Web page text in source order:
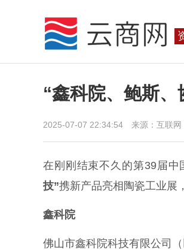
“鑫科院、鲍斯
2025-07-07 22:34:54 来源：互联网
在刚刚结束不久的第39届中
技”携新产品亮相陶瓷工业展
鑫科院
佛山市鑫科院科技有限公司